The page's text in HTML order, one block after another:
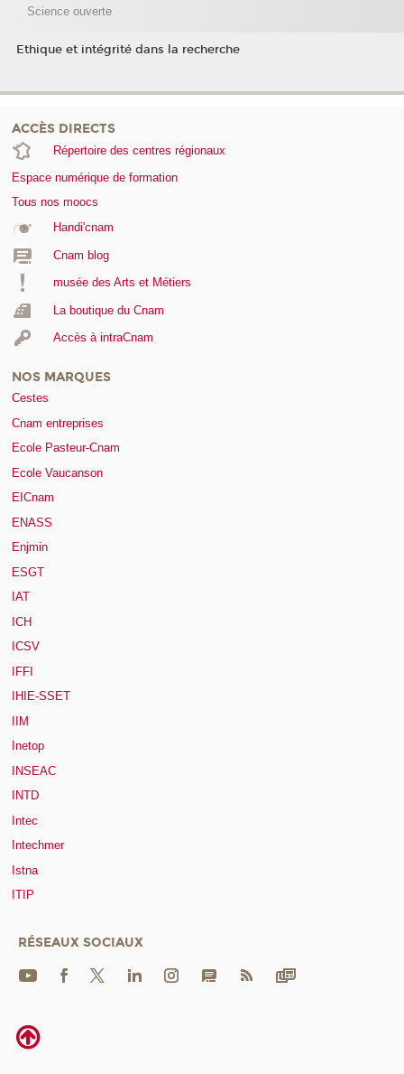
Science ouverte
Ethique et intégrité dans la recherche
ACCÈS DIRECTS
Répertoire des centres régionaux
Espace numérique de formation
Tous nos moocs
Handi'cnam
Cnam blog
musée des Arts et Métiers
La boutique du Cnam
Accès à intraCnam
NOS MARQUES
Cestes
Cnam entreprises
Ecole Pasteur-Cnam
Ecole Vaucanson
EICnam
ENASS
Enjmin
ESGT
IAT
ICH
ICSV
IFFI
IHIE-SSET
IIM
Inetop
INSEAC
INTD
Intec
Intechmer
Istna
ITIP
RÉSEAUX SOCIAUX